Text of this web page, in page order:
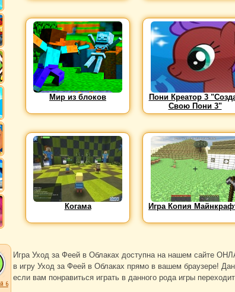
6
Мир из блоков
Пони Креатор 3
Свою Пони 3"
Когама Игра Копия
Игра Уход за Феей в Облаках доступна на нашем сайте
в игру Уход за Феей в Облаках прямо в вашем браузере!
если вам понравиться играть в данного рода игры